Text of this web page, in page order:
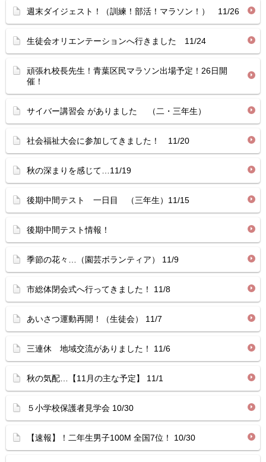
週末ダイジェスト！（訓練！部活！マラソン！） 11/26
生徒会オリエンテーションへ行きました 11/24
頑張れ校長先生！青葉区民マラソン出場予定！26日開
催！
サイバー講習会 がありました （二・三年生）
社会福祉大会に参加してきました！ 11/20
秋の深まりを感じて…11/19
後期中間テスト 一日目 （三年生）11/15
後期中間テスト情報！
季節の花々…（園芸ボランティア） 11/9
市総体閉会式へ行ってきました！ 11/8
あいさつ運動再開！（生徒会） 11/7
三連休 地域交流がありました！ 11/6
秋の気配…【11月の主な予定】 11/1
５小学校保護者見学会 10/30
【速報】！二年生男子100M 全国7位！ 10/30